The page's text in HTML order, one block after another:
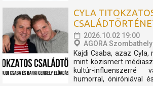
alkalomra tervezett
előzményektől
CYLA
2026.10.02 19:00
Kajdi Csaba, azaz
mint közismert
kultúr-
humorral, öniróniával